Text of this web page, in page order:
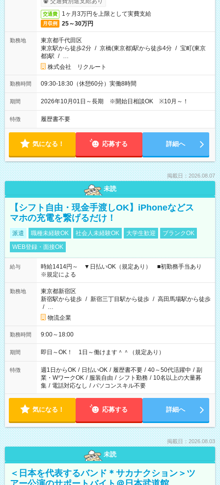
交通費 1ヶ月3万円を上限として実費支給
月収例 25～30万円
勤務地
東京都千代田区
東京駅から徒歩2分 / 京橋(東京都)駅から徒歩4分 / 宝町(東京
都)駅 / …
株式会社 リクルート
勤務時間 09:30-18:30（休憩60分）実働8時間
期間 2026年10月01日～長期 ※開始日相談OK ※10月～！
特徴 履歴書不要
気になる！ 応募する 詳細へ
掲載日：2026.08.07
未読
【シフト自由・現金手渡しOK】iPhoneなどス
マホの充電を繋げるだけ！
派遣 職種未経験OK 社会人未経験OK 大学生歓迎
ブランクOK
WEB登録・面接OK
給与
時給1414円～ ▼日払いOK（規定あり） ■初勤務手当あり
※規定による
勤務地
東京都新宿区
新宿駅から徒歩 / 新宿三丁目駅から徒歩 / 高田馬場駅から徒歩
/ …
物流企業
勤務時間 9:00～18:00
期間 即日～OK！ 1日～働けます＾＾（規定あり）
特徴 週1日からOK / 日払いOK / 履歴書不要 / 40～50代活躍中 / 副
業・WワークOK / 服装自由 / シフト勤務 / 10名以上の大量募
集 / 電話対応なし / パソコンスキル不要
気になる！ 応募する 詳細へ
掲載日：2026.08.03
未読
＜日本を代表するバンド＊サカナクション＞ツ